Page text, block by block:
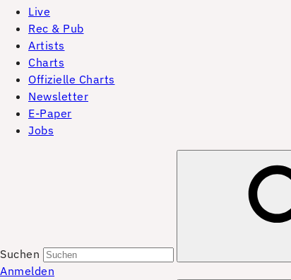
Live
Rec & Pub
Artists
Charts
Offizielle Charts
Newsletter
E-Paper
Jobs
Suchen
Anmelden